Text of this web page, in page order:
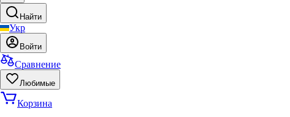
Найти
Укр
Войти
Сравнение
Любимые
Корзина